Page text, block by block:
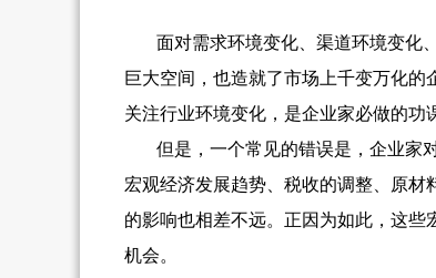
面对需求环境变化、渠道环境变化
巨大空间，也造就了市场上千变万化的
关注行业环境变化，是企业家必做的功
但是，一个常见的错误是，企业家
宏观经济发展趋势、税收的调整、原
的影响也相差不远。正因为如此，这
机会。